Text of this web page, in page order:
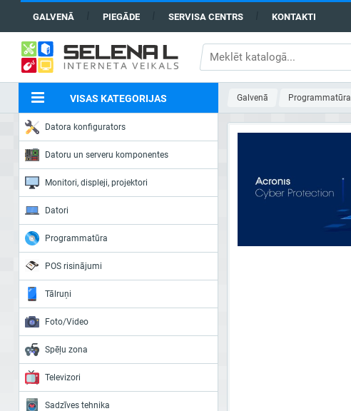
GALVENĀ PIEGĀDE SERVISA CENTRS KONTAKTI
VISAS KATEGORIJAS Galvenā Programmatūra
Datora konfigurators
Datoru un serveru komponentes
Monitori, displeji, projektori
Datori
Programmatūra
POS risinājumi
Tālruņi
Foto/Video
Spēļu zona
Televizori
Sadzīves tehnika